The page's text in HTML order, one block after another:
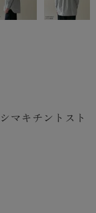
マキチントスト